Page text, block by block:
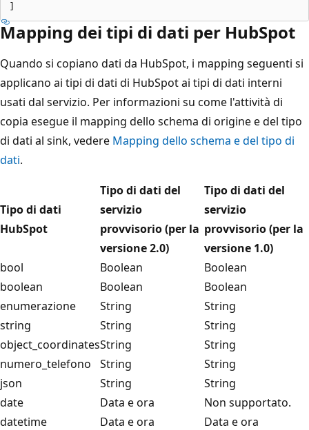
Mapping dei tipi di dati per HubSpot
Quando si copiano dati da HubSpot, i mapping seguenti si
applicano ai tipi di dati di HubSpot ai tipi di dati interni
usati dal servizio. Per informazioni su come l'attività di
copia esegue il mapping dello schema di origine e del tipo
di dati al sink, vedere Mapping dello schema e del tipo di
dati.
Tipo di dati
HubSpot
Tipo di dati del
servizio
provvisorio (per la
versione 2.0)
Tipo di dati del
servizio
provvisorio (per la
versione 1.0)
bool
Boolean
Boolean
boolean
Boolean
Boolean
enumerazione
String
String
string
String
String
object_coordinatesString
String
numero_telefono
String
String
json
String
String
date
Data e ora
Non supportato.
datetime
Data e ora
Data e ora